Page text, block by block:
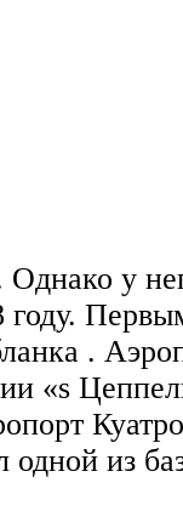
Однако у
году.
.
«s
из